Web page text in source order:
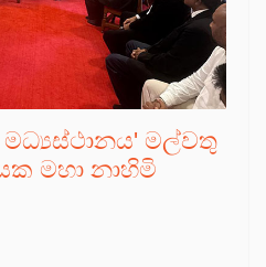
මල්වතු
මහා නාහිමි